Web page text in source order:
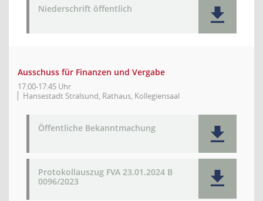
Niederschrift öffentlich
Ausschuss für Finanzen und Vergabe
17:00-17:45 Uhr
Hansestadt Stralsund, Rathaus, Kollegiensaal
Öffentliche Bekanntmachung
Protokollauszug FVA 23.01.2024 B
0096/2023